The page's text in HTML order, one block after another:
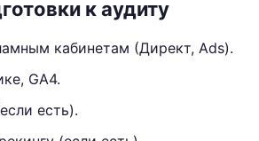
к аудиту
кабинетам (Директ, Ads).
GA4.
есть).